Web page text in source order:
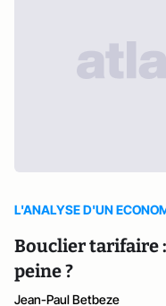
L'ANALYSE D'UN
Bouclier tarifaire
peine ?
Jean-Paul Betbeze